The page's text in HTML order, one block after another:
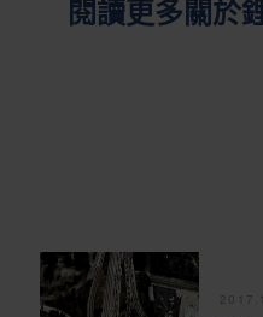
閱讀更多關於